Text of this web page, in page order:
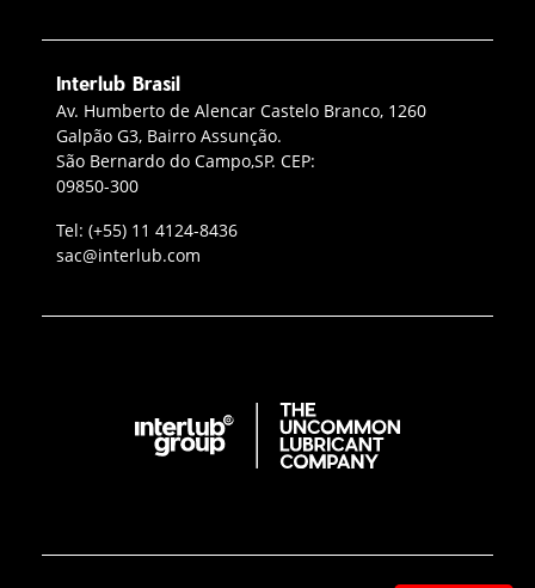
Interlub Brasil
Contato Interlub Brasil
Av. Humberto de Alencar Castelo Branco, 1260
Galpão G3, Bairro Assunção.
São Bernardo do Campo,SP. CEP:
09850-300
Tel: Telefone da oficina
(+55) 11 4124-8436
Enviar e‑mail para a Interlub
sac@interlub.com